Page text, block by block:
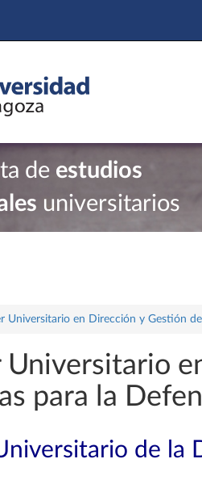
de estudios
universitarios
Universitario en Dirección y Gestión
Universitario
para la
de la